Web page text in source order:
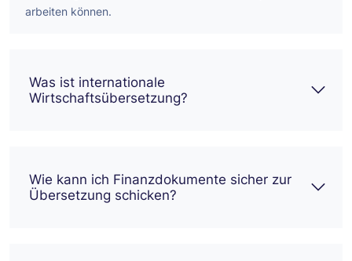
arbeiten können.
Was ist internationale
Wirtschaftsübersetzung?
Wie kann ich Finanzdokumente sicher zur
Übersetzung schicken?